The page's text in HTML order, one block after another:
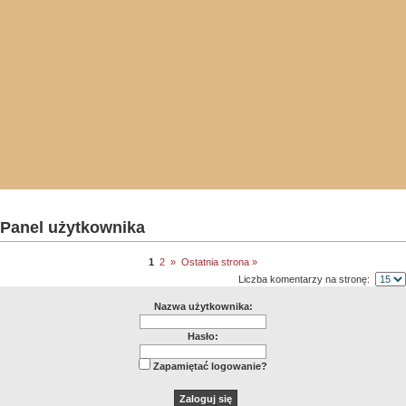
Panel użytkownika
1 2 » Ostatnia strona »
Liczba komentarzy na stronę:
Nazwa użytkownika:
Hasło:
Zapamiętać logowanie?